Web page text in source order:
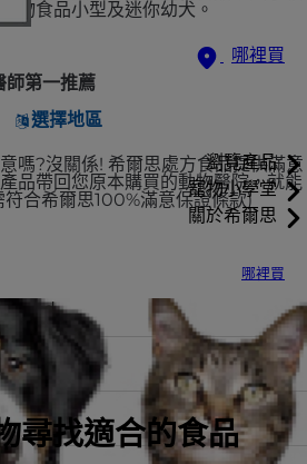
哪裡買
選擇地區
瀏覽產品
寵物小學堂
關於希爾思
哪裡買
尋找適合的食品
物食品小型及迷你幼犬。
師第一推薦
嗎?沒關係! 希爾思處方食品提供滿意
品帶回您原本購買的動物醫院，就能
合希爾思100%滿意保證條款)
Food
特調食譜
kg